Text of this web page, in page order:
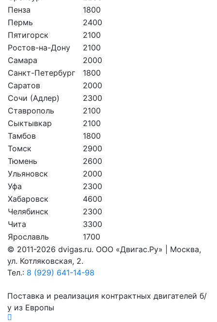
Пенза
1800
Пермь
2400
Пятигорск
2100
Ростов-на-Дону
2100
Самара
2000
Санкт-Петербург
1800
Саратов
2000
Сочи (Адлер)
2300
Ставрополь
2100
Сыктывкар
2100
Тамбов
1800
Томск
2900
Тюмень
2600
Ульяновск
2000
Уфа
2300
Хабаровск
4600
Челябинск
2300
Чита
3300
Ярославль
1700
© 2011-2026 dvigas.ru. ООО «Двигaс.Ру» | Москва,
ул. Котляковская, 2.
Тел.: 8 (929) 641-14-98
Поставка и реализация контрактных двигателей б/
у из Европы